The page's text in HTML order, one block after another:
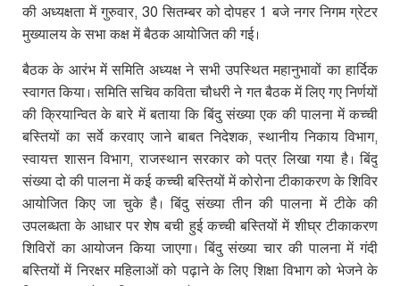
की अध्यक्षता में गुरुवार, 30 सितम्बर को दोपहर 1 बजे नगर निगम ग्रेटर
मुख्यालय के सभा कक्ष में बैठक आयोजित की गई।
बैठक के आरंभ में समिति अध्यक्ष ने सभी उपस्थित महानुभावों का हार्दिक
स्वागत किया। समिति सचिव कविता चौधरी ने गत बैठक में लिए गए निर्णयों
की क्रियान्वित के बारे में बताया कि बिंदु संख्या एक की पालना में कच्ची
बस्तियों का सर्वे करवाए जाने बाबत निदेशक,स्थानीय निकाय विभाग,
स्वायत्त शासन विभाग,राजस्थान सरकार को पत्र लिखा गया है। बिंदु
संख्या दो की पालना में कई कच्ची बस्तियों में कोरोना टीकाकरण के शिविर
आयोजित किए जा चुके है। बिंदु संख्या तीन की पालना में टीके की
उपलब्धता के आधार पर शेष बची हुई कच्ची बस्तियों में शीघ्र टीकाकरण
शिविरों का आयोजन किया जाएगा। बिंदु संख्या चार की पालना में गंदी
बस्तियों में निरक्षर महिलाओं को पढ़ाने के लिए शिक्षा विभाग को भेजने के